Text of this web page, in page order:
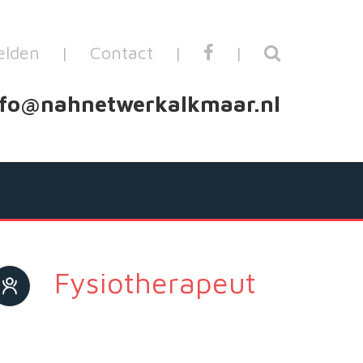
| Contact | |
Fysiotherapeut